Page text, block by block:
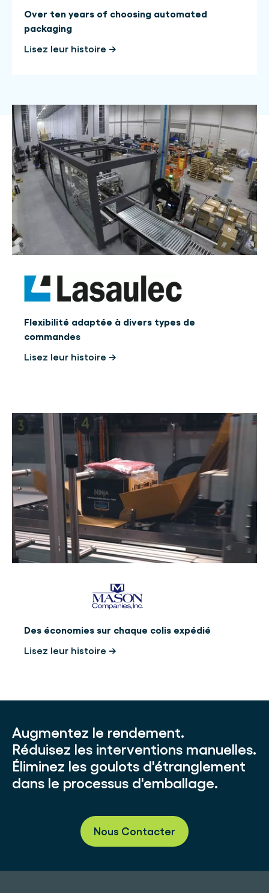
Over ten years of choosing automated
packaging
Lisez leur histoire →
Flexibilité adaptée à divers types de
commandes
Lisez leur histoire →
Des économies sur chaque colis expédié
Lisez leur histoire →
Augmentez le rendement.
Réduisez les interventions manuelles.
Éliminez les goulots d'étranglement
dans le processus d'emballage.
Nous Contacter